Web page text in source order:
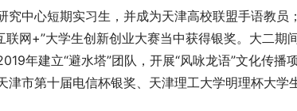
中心短期实习生，并成为天津高校联盟手语教员
网+”大学生创新创业大赛当中获得银奖。大二期
年建立“避水塔”团队，开展“风咏龙语”文化传播
市第十届电信杯银奖、天津理工大学明理杯大学